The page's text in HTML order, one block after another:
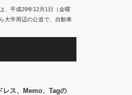
、平成29年12月1日（金曜
大学周辺の公道で、自動車
レス、Memo、Tagの